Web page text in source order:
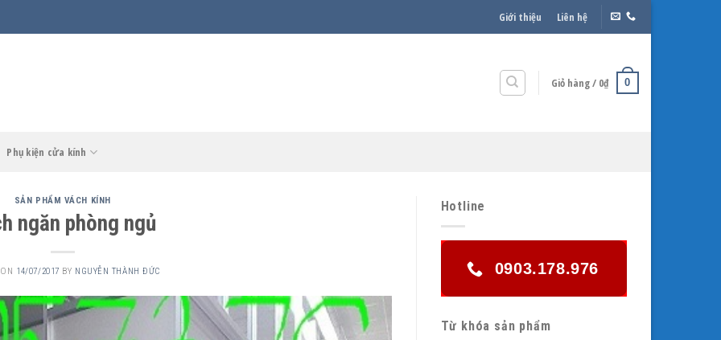
Giới thiệu Liên hệ
Giỏ hàng / 0₫ 0
Phụ kiện cửa kính
SẢN PHẨM VÁCH KÍNH
ngăn phòng ngủ
14/07/2017 BY NGUYỄN THÀNH ĐỨC
Hotline
0903.178.976
Từ khóa sản phẩm